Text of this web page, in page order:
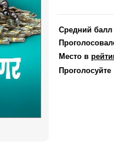
Средний балл
Место в
Проголосуйте